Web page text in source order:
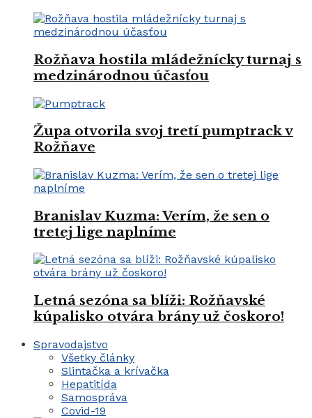
Rožňava hostila mládežnícky turnaj s
medzinárodnou účasťou
Župa otvorila svoj tretí pumptrack v
Rožňave
Branislav Kuzma: Verím, že sen o
tretej lige naplníme
Letná sezóna sa blíži: Rožňavské
kúpalisko otvára brány už čoskoro!
Spravodajstvo
Všetky články
Slintačka a krívačka
Hepatitída
Samospráva
Covid-19